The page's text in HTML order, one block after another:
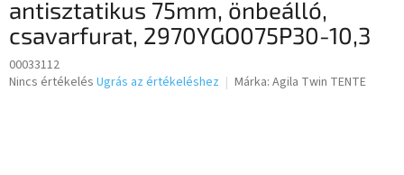
antisztatikus 75mm, önbeálló,
csavarfurat, 2970YGO075P30-10,3
00033112
A
Nincs értékelés Ugrás az értékeléshez Márka: Agila Twin TENTE